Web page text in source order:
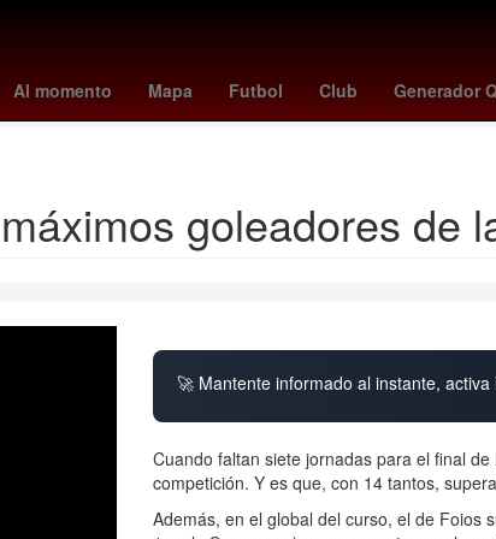
Al momento Mapa Futbol Club Generador
1985 Terremoto de México de 1985 Tratamiento de aguas
Corrupción de menores
goleadores de
🚀 Mantente informado al instante,
Cuando faltan siete jornadas para el final
competición. Y es que, con 14 tantos,
Además, en el global del curso, el de Foios